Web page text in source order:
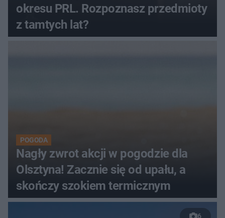
okresu PRL. Rozpoznasz przedmioty
z tamtych lat?
POGODA
Nagły zwrot akcji w pogodzie dla
Olsztyna! Zacznie się od upału, a
skończy szokiem termicznym
6